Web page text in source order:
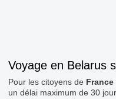
Voyage en Belarus
Pour les citoyens de France
un délai maximum de 30